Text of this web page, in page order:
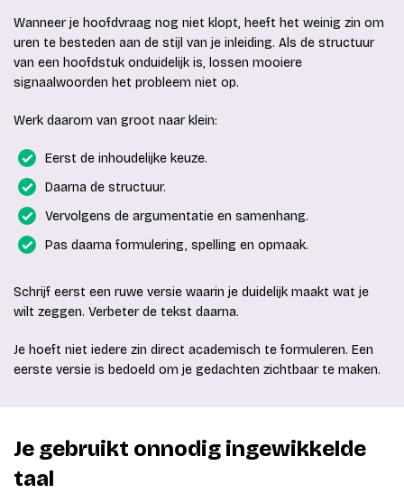
Wanneer je hoofdvraag nog niet klopt, heeft het weinig zin om
uren te besteden aan de stijl van je inleiding. Als de structuur
van een hoofdstuk onduidelijk is, lossen mooiere
signaalwoorden het probleem niet op.
Werk daarom van groot naar klein:
Eerst de inhoudelijke keuze.
Daarna de structuur.
Vervolgens de argumentatie en samenhang.
Pas daarna formulering, spelling en opmaak.
Schrijf eerst een ruwe versie waarin je duidelijk maakt wat je
wilt zeggen. Verbeter de tekst daarna.
Je hoeft niet iedere zin direct academisch te formuleren. Een
eerste versie is bedoeld om je gedachten zichtbaar te maken.
Je gebruikt onnodig ingewikkelde
taal